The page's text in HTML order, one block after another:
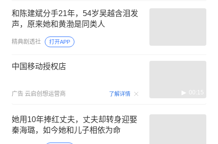
和陈建斌分手21年，54岁吴越含泪发
声，原来她和黄渤是同类人
精典剧透社 打开APP
中国移动授权店
广告 云启创想运营商 了解详情 00:15
她用10年捧红丈夫，丈夫却转身迎娶
秦海璐，如今她和儿子相依为命